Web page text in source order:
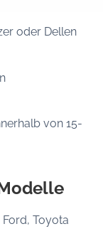
oder Dellen
von 15-
Toyota